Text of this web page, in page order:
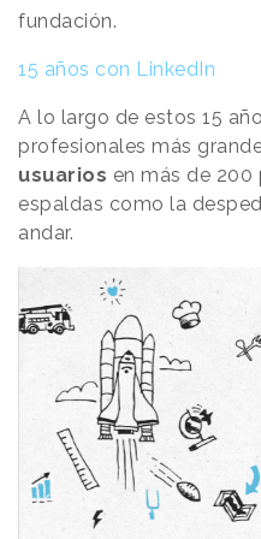
fundación.
15 años con LinkedIn
A lo largo de estos 15
profesionales más
usuarios en más de
espaldas como la
andar.